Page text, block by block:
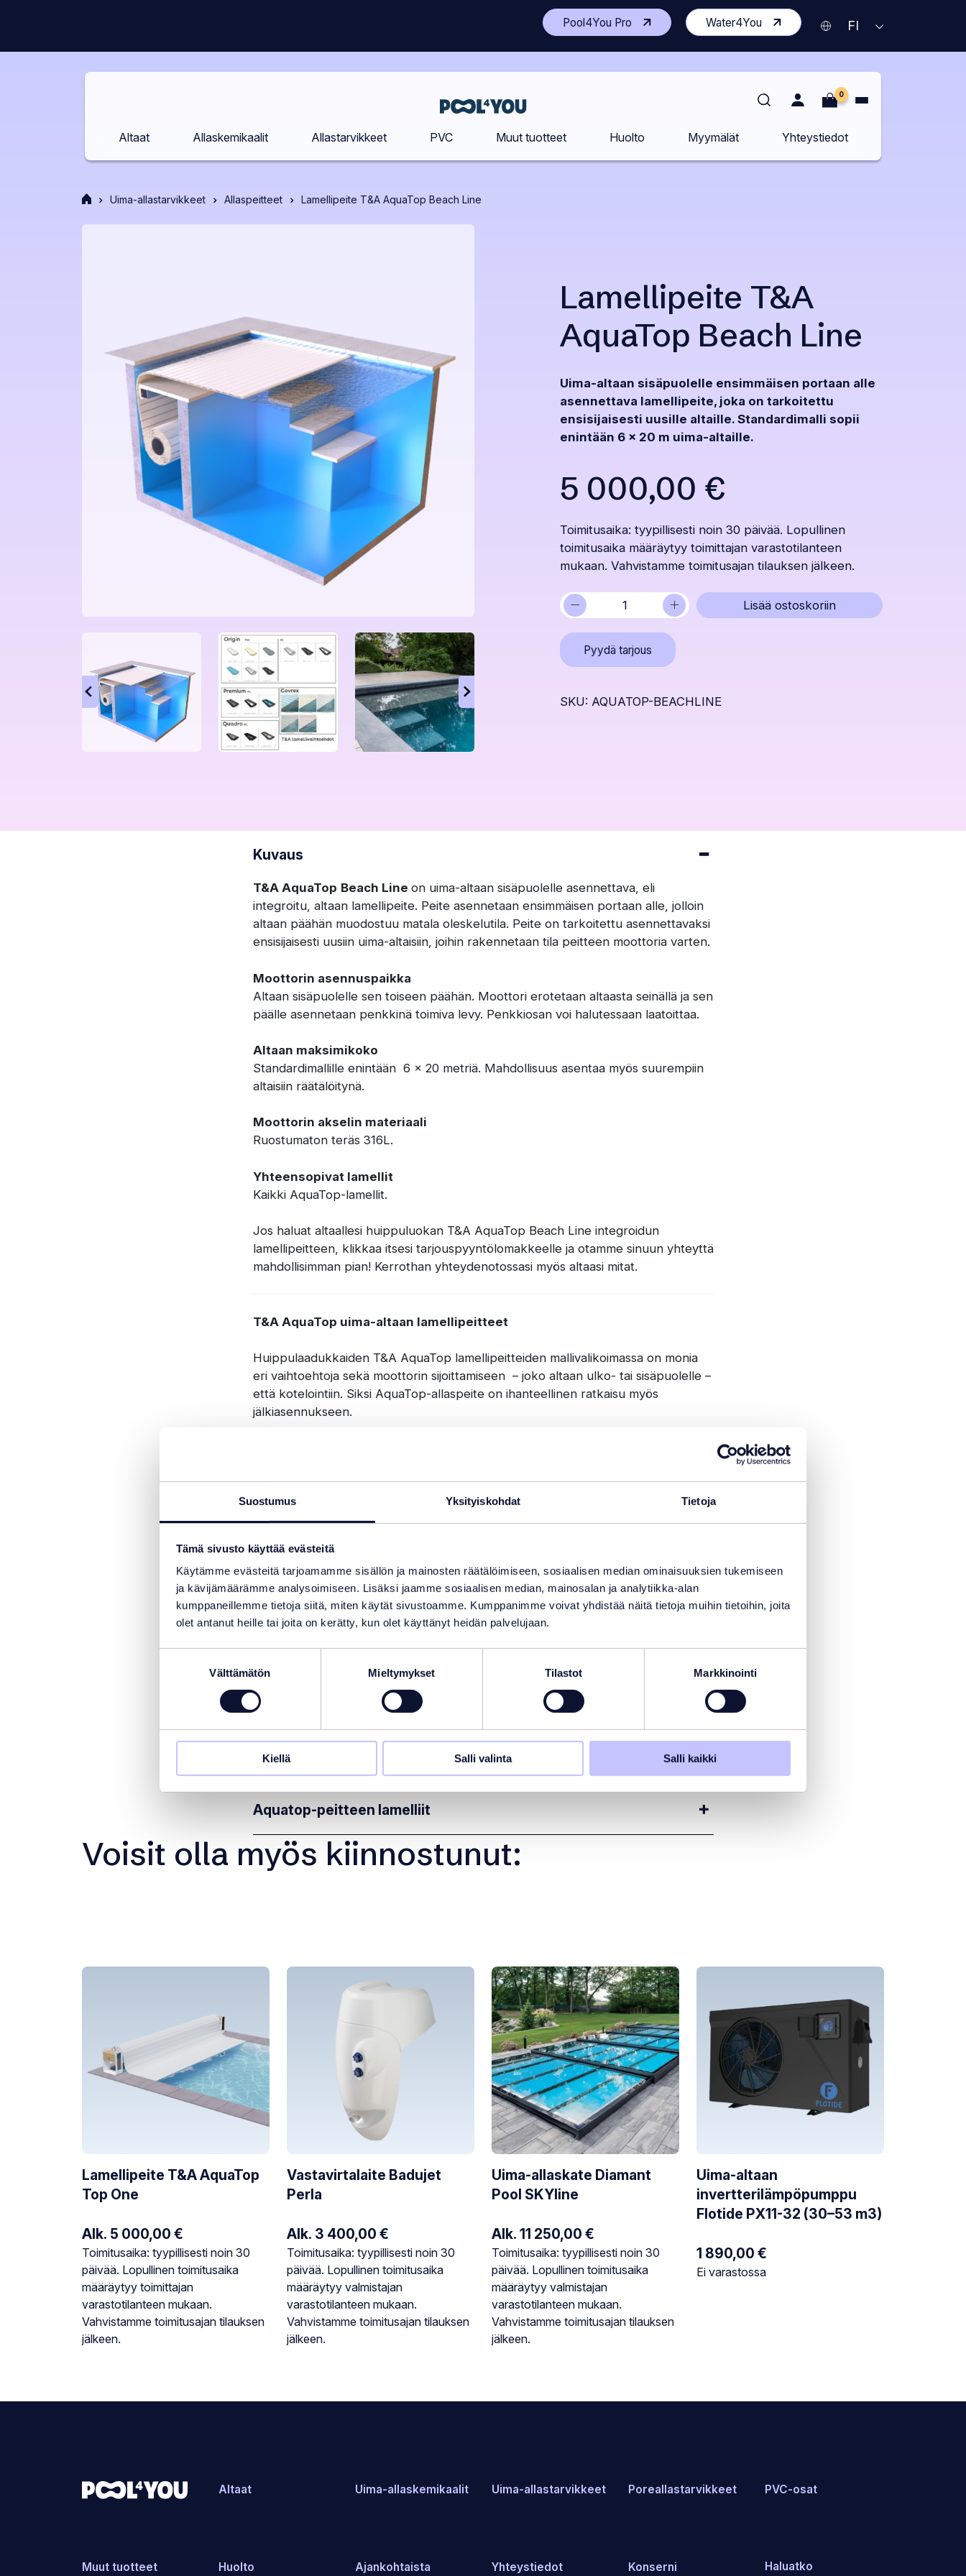
Suostumus Yksityiskohdat Tietoja
Tämä sivusto käyttää evästeitä
Käytämme evästeitä tarjoamamme sisällön ja mainosten räätälöimiseen, sosiaalisen median ominaisuuksien tukemiseen
ja kävijämäärämme analysoimiseen. Lisäksi jaamme sosiaalisen median, mainosalan ja analytiikka-alan
kumppaneillemme tietoja siitä, miten käytät sivustoamme. Kumppanimme voivat yhdistää näitä tietoja muihin tietoihin, joita
olet antanut heille tai joita on kerätty, kun olet käyttänyt heidän palvelujaan.
Välttämätön Mieltymykset Tilastot Markkinointi
Kiellä Salli valinta Salli kaikki
Pool4You Pro (Avaa
toisen
sivuston
uudelle
Water4You(Avaa
toisen
sivuston
uudelle
Nykyinen
AVAA
FI
Etusivu
0
Altaat Allaskemikaalit Allastarvikkeet PVC Muut tuotteet Huolto Myymälät Yhteystiedot
EtusivuUima-allastarvikkeet Allaspeitteet Lamellipeite T&A AquaTop Beach Line
Lamellipeite T&A
AquaTop Beach Line
Uima-altaan sisäpuolelle ensimmäisen portaan alle
asennettava lamellipeite, joka on tarkoitettu
ensisijaisesti uusille altaille. Standardimalli sopii
enintään 6 x 20 m uima-altaille.
5 000,00 €
Toimitusaika: tyypillisesti noin 30 päivää. Lopullinen
toimitusaika määräytyy toimittajan varastotilanteen
mukaan. Vahvistamme toimitusajan tilauksen jälkeen.
Lamellipeite
T&A
AquaTop
Beach
+
− Lisää ostoskoriin
Pyydä tarjous
popup
SKU: AQUATOP-BEACHLINE
Kuvaus
T&A AquaTop Beach Line on uima-altaan sisäpuolelle asennettava, eli
integroitu, altaan lamellipeite. Peite asennetaan ensimmäisen portaan alle, jolloin
altaan päähän muodostuu matala oleskelutila. Peite on tarkoitettu asennettavaksi
ensisijaisesti uusiin uima-altaisiin, joihin rakennetaan tila peitteen moottoria varten.
Moottorin asennuspaikka
Altaan sisäpuolelle sen toiseen päähän. Moottori erotetaan altaasta seinällä ja sen
päälle asennetaan penkkinä toimiva levy. Penkkiosan voi halutessaan laatoittaa.
Altaan maksimikoko
Standardimallille enintään 6 x 20 metriä. Mahdollisuus asentaa myös suurempiin
altaisiin räätälöitynä.
Moottorin akselin materiaali
Ruostumaton teräs 316L.
Yhteensopivat lamellit
Kaikki AquaTop-lamellit.
Jos haluat altaallesi huippuluokan T&A AquaTop Beach Line integroidun
lamellipeitteen, klikkaa itsesi tarjouspyyntölomakkeelle ja otamme sinuun yhteyttä
mahdollisimman pian! Kerrothan yhteydenotossasi myös altaasi mitat.
T&A AquaTop uima-altaan lamellipeitteet
Huippulaadukkaiden T&A AquaTop lamellipeitteiden mallivalikoimassa on monia
eri vaihtoehtoja sekä moottorin sijoittamiseen – joko altaan ulko- tai sisäpuolelle –
että kotelointiin. Siksi AquaTop-allaspeite on ihanteellinen ratkaisu myös
jälkiasennukseen.
AquaTop-allaspeitteen lamellien lämmöneristyskyky on korkeaa tasoa, ja ne
kestävät myös talven pakkaset. Peitteen moottori on valmistettu
ruostumattomasta teräksestä (AISI 316L/316Ti), mikä takaa pitkän käyttöiän.
(kaukosäädinmahdollisuus) tai peitteen jalassa olevalla avainkytkimellä. Lisäksi
peite voidaan yhdistää kotiautomaatiojärjestelmiin tai sitä voidaan hallita
applikaatiolla WiFi-yhteyden kautta.
Turvallisuus
turvalukolla. Turvalukko voidaan asentaa peitteen päähän, ja valittavana on
käsikäyttöinen tai automaattinen CoverLock-järjestelmä.
varusteita, vaan osa on saatavana lisävarusteena.
Aquatop-peitteen lamelliit
Voisit olla myös kiinnostunut
Lamellipeite T&A AquaTop
Top One
Alk. 5 000,00 €
Varastotilanne:
Toimitusaika: tyypillisesti noin 30
päivää. Lopullinen toimitusaika
määräytyy toimittajan
varastotilanteen mukaan.
Vahvistamme toimitusajan tilauksen
jälkeen.
Vastavirtalaite Badujet
Perla
Alk. 3 400,00 €
Varastotilanne:
Toimitusaika: tyypillisesti noin 30
päivää. Lopullinen toimitusaika
määräytyy valmistajan
varastotilanteen mukaan.
Vahvistamme toimitusajan tilauksen
jälkeen.
Uima-allaskate Diamant
Pool SKYline
Alk. 11 250,00 €
Varastotilanne:
Toimitusaika: tyypillisesti noin 30
päivää. Lopullinen toimitusaika
määräytyy valmistajan
varastotilanteen mukaan.
Vahvistamme toimitusajan tilauksen
jälkeen.
Uima-altaan
invertterilämpöpumppu
Flotide PX11-32 (30–53 m3)
1 890,00 €
Varastotilanne:
Ei varastossa
Altaat Uima-allaskemikaalit Uima-allastarvikkeet Poreallastarvikkeet PVC-osat
Muut tuotteet Huolto Ajankohtaista Yhteystiedot Konserni Haluatko